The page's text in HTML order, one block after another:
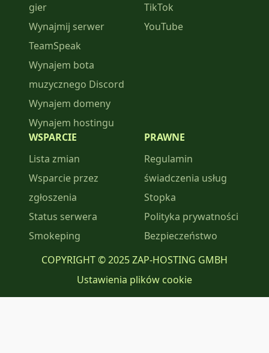
gier
Wynajmij serwer
TeamSpeak
Wynajem bota
muzycznego Discord
Wynajem domeny
Wynajem hostingu
TikTok
YouTube
WSPARCIE
Lista zmian
Wsparcie przez
zgłoszenia
Status serwera
Smokeping
PRAWNE
Regulamin
świadczenia usług
Stopka
Polityka prywatności
Bezpieczeństwo
COPYRIGHT © 2025 ZAP-HOSTING GMBH
Ustawienia plików cookie